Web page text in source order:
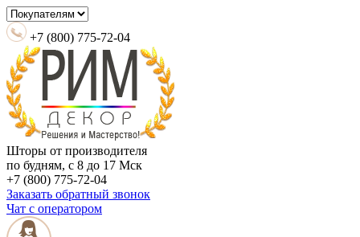
+7 (800) 775-72-04
Шторы от производителя
по будням, с 8 до 17 Мск
+7 (800) 775-72-04
Заказать обратный звонок
Чат с оператором